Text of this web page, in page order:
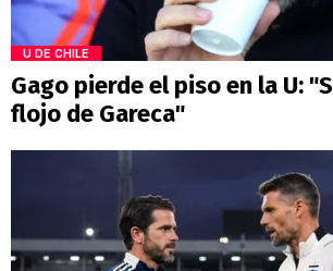
U DE CHILE
Gago pierde el piso en la U:
flojo de Gareca"